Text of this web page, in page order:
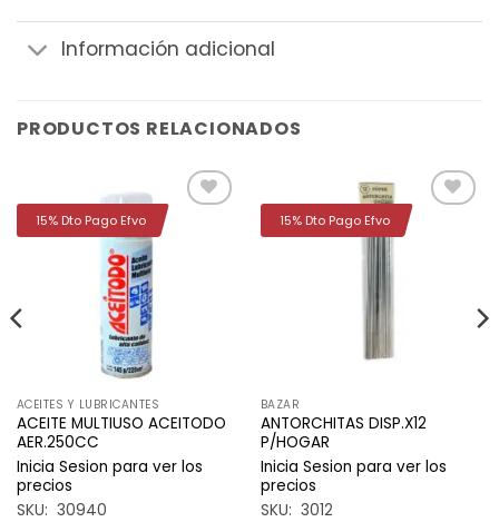
Información adicional
PRODUCTOS RELACIONADOS
ACEITES Y LUBRICANTES
ACEITE MULTIUSO ACEITODO
AER.250CC
Inicia Sesion para ver los
precios
SKU: 30940
15% Dto Pago Efvo
BAZAR
ANTORCHITAS DISP.X12
P/HOGAR
Inicia Sesion para ver los
precios
SKU: 3012
15% Dto Pago Efvo